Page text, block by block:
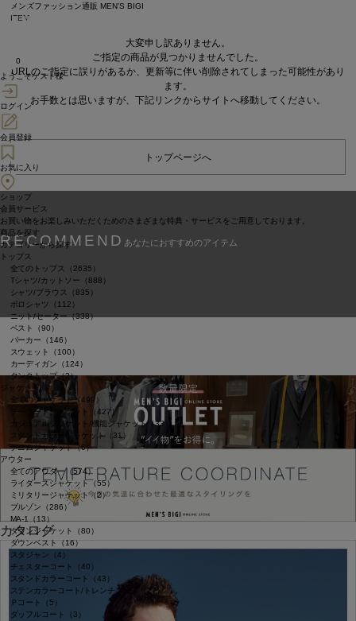
0
ようこそゲスト様
ログイン
会員登録
お気に入り
ショップ
会員サービス
お買い物をお楽しみいただくためのさまざまな特典・サービスをご用意しております。
商品を探す
カテゴリーから探す
トップス
全てのトップス（2635）
Tシャツ/カットソー（888）
シャツ/ブラウス（835）
ポロシャツ（112）
ニット/セーター（338）
ベスト（90）
パーカー（146）
スウェット（100）
カーディガン（124）
タンクトップ（2）
ジャケット
全てのジャケット（499）
テーラードジャケット（427）
カジュアルジャケット/機能ジャケット（33）
スタンドカラージャケット（31）
デニムジャケット（6）
アウター
全てのアウター（574）
ライダースジャケット（55）
ミリタリージャケット（2）
ブルゾン（286）
MA-1（13）
ダウンジャケット（80）
ダウンベスト（16）
スタジャン（4）
チェスターコート（40）
スタンドカラーコート（43）
ステンカラーコート/トレンチコート（27）
Ｐコート（5）
ダッフルコート（3）
メンズファッション通販 MEN'S BIGI
ITEM
大変申し訳ありません。
ご指定の商品が見つかりませんでした。
URLのご指定に誤りがあるか、更新等に伴い削除されてしまった可能性があり
ます。
お手数とは思いますが、下記リンクからサイトへ移動してください。
トップページへ
RECOMMEND あなたにおすすめのアイテム
カタログ